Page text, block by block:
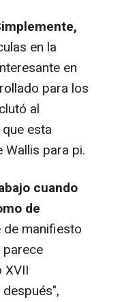
en la
en
para los
al
esta
para pi.
cuando
de
de manifiesto